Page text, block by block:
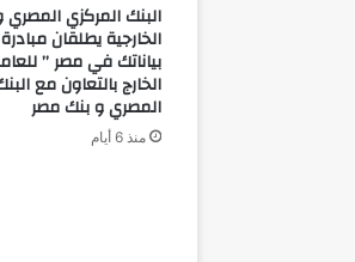
البنك المركزي المصري
الخارجية يطلقان
بياناتك في مصر ”
الخارج بالتعاون مع
المصري و بنك مصر
منذ 6 أيام